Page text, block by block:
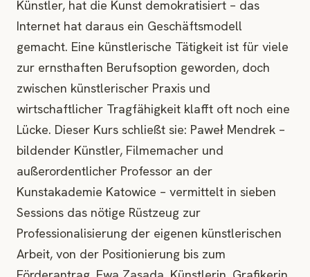
Künstler, hat die Kunst demokratisiert – das
Internet hat daraus ein Geschäftsmodell
gemacht. Eine künstlerische Tätigkeit ist für viele
zur ernsthaften Berufsoption geworden, doch
zwischen künstlerischer Praxis und
wirtschaftlicher Tragfähigkeit klafft oft noch eine
Lücke. Dieser Kurs schließt sie: Paweł Mendrek –
bildender Künstler, Filmemacher und
außerordentlicher Professor an der
Kunstakademie Katowice – vermittelt in sieben
Sessions das nötige Rüstzeug zur
Professionalisierung der eigenen künstlerischen
Arbeit, von der Positionierung bis zum